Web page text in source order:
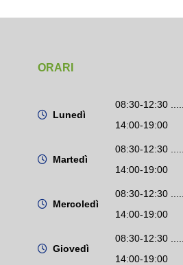
ORARI
Lunedì
08:30-12:30 ......
14:00-19:00
Martedì
08:30-12:30 ......
14:00-19:00
Mercoledì
08:30-12:30 ......
14:00-19:00
Giovedì
08:30-12:30 ......
14:00-19:00